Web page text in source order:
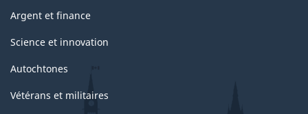
Argent et finance
Science et innovation
Autochtones
Vétérans et militaires